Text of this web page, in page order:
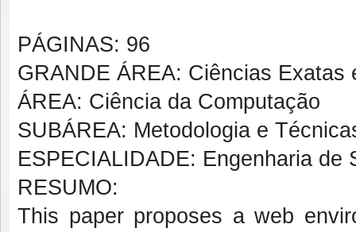
PÁGINAS: 96
GRANDE ÁREA: Ciências Exatas
ÁREA: Ciência da Computação
SUBÁREA: Metodologia e
ESPECIALIDADE: Engenharia de
RESUMO:
This paper proposes a web